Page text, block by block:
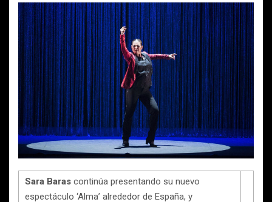
Sara Baras continúa presentando su nuevo
espectáculo ‘Alma’ alrededor de España, y